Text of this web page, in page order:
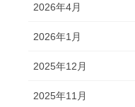
2026年4月
2026年1月
2025年12月
2025年11月